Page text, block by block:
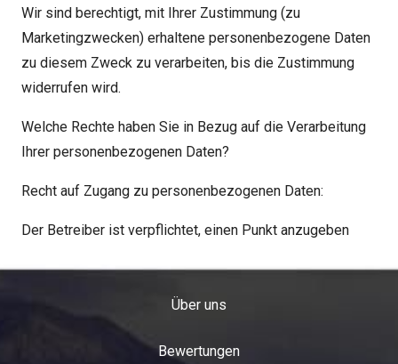
Wir sind berechtigt, mit Ihrer Zustimmung (zu
Marketingzwecken) erhaltene personenbezogene Daten
zu diesem Zweck zu verarbeiten, bis die Zustimmung
widerrufen wird.
Welche Rechte haben Sie in Bezug auf die Verarbeitung
Ihrer personenbezogenen Daten?
Recht auf Zugang zu personenbezogenen Daten:
Der Betreiber ist verpflichtet, einen Punkt anzugeben
Über uns
Bewertungen